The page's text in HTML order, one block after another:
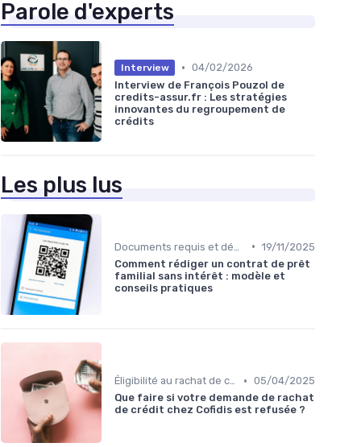
Parole d'experts
Interview • 04/02/2026
Interview de François Pouzol de
credits-assur.fr : Les stratégies
innovantes du regroupement de
crédits
Les plus lus
• 19/11/2025
Comment rédiger un contrat de prêt
familial sans intérêt : modèle et
conseils pratiques
Éligibilité au rachat de crédit • 05/04/2025
Que faire si votre demande de rachat
de crédit chez Cofidis est refusée ?